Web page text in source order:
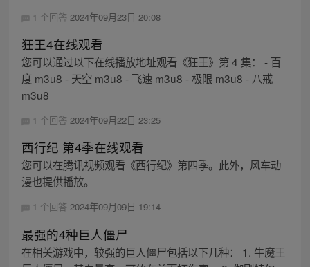
1 个回答 2024年09月23日 20:08
狂王4在线观看
您可以通过以下在线播放地址观看《狂王》第 4 集： - 百
度 m3u8 - 天空 m3u8 - 飞速 m3u8 - 极限 m3u8 - 八戒
m3u8
1 个回答 2024年09月22日 23:25
西行纪 第4季在线观看
您可以在腾讯视频观看《西行纪》第四季。此外，风车动
漫也提供播放。
1 个回答 2024年09月09日 19:14
最强的4种巨人僵尸
在相关游戏中，较强的巨人僵尸包括以下几种： 1. 牛魔王